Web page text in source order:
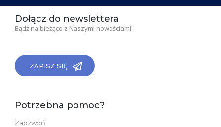
Dołącz do newslettera
Bądź na bieżąco z Naszymi nowościami!
ZAPISZ SIĘ
Potrzebna pomoc?
Zadzwoń: